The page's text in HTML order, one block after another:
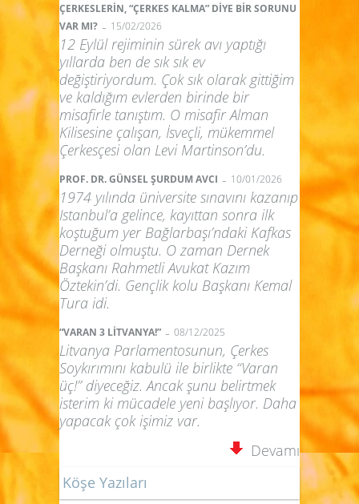
ÇERKESLERİN, “ÇERKES KALMA” DİYE BİR SORUNU
VAR MI? - 15/02/2026
12 Eylül rejiminin sürek avı yaptığı
yıllarda ben de sık sık ev
değiştiriyordum. Çok sık olarak gittiğim
ve kaldığım evlerden birinde bir
misafirle tanıştım. O misafir Alman
Kilisesine çalışan, İsveçli, mükemmel
Çerkesçesi olan Levi Martinson’du.
PROF. DR. GÜNSEL ŞURDUM AVCI - 10/01/2026
1974 yılında üniversite sınavını kazanıp
Istanbul’a gelince, kayıttan sonra ilk
koştuğum yer Bağlarbaşı’ndaki Kafkas
Derneği olmuştu. O zaman Dernek
Başkanı Rahmetli Avukat Kazım
Öztekin’di. Gençlik kolu Başkanı Kemal
Tura idi.
“VARAN 3 LİTVANYA!” - 08/12/2025
Litvanya Parlamentosunun, Çerkes
Soykırımını kabulü ile birlikte “Varan
üç!” diyeceğiz. Ancak şunu belirtmek
isterim ki mücadele yeni başlıyor. Daha
yapacak çok işimiz var.
Devamı
Köşe Yazıları